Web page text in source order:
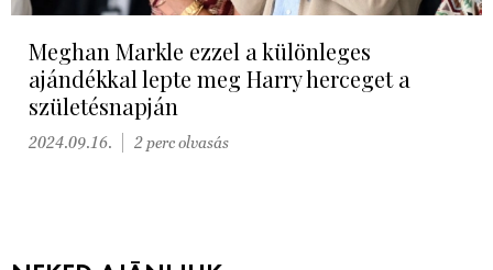
Meghan Markle ezzel a különleges
ajándékkal lepte meg Harry herceget a
születésnapján
2024.09.16. 2 perc olvasás